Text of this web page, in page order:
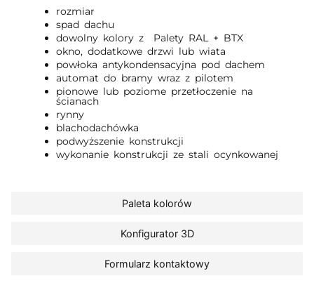
Paleta kolorów
Konfigurator 3D
Formularz kontaktowy
rozmiar
spad dachu
dowolny kolory z Palety RAL + BTX
okno, dodatkowe drzwi lub wiata
powłoka antykondensacyjna pod dachem
automat do bramy wraz z pilotem
pionowe lub poziome przetłoczenie na
ścianach
rynny
blachodachówka
podwyższenie konstrukcji
wykonanie konstrukcji ze stali ocynkowanej